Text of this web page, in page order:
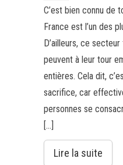
C’est bien connu de
France est l’un des
D’ailleurs, ce
peuvent à leur tour
entières. Cela dit,
sacrifice, car
personnes se
[…]
Lire la suite